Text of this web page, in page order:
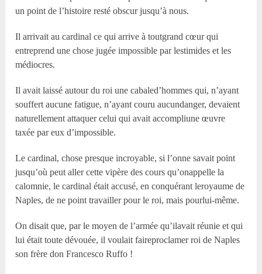
un point de l’histoire resté obscur jusqu’à nous.
Il arrivait au cardinal ce qui arrive à toutgrand cœur qui
entreprend une chose jugée impossible par lestimides et les
médiocres.
Il avait laissé autour du roi une cabaled’hommes qui, n’ayant
souffert aucune fatigue, n’ayant couru aucundanger, devaient
naturellement attaquer celui qui avait accompliune œuvre
taxée par eux d’impossible.
Le cardinal, chose presque incroyable, si l’onne savait point
jusqu’où peut aller cette vipère des cours qu’onappelle la
calomnie, le cardinal était accusé, en conquérant leroyaume de
Naples, de ne point travailler pour le roi, mais pourlui-même.
On disait que, par le moyen de l’armée qu’ilavait réunie et qui
lui était toute dévouée, il voulait faireproclamer roi de Naples
son frère don Francesco Ruffo !